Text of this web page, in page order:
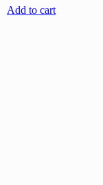
Add to cart